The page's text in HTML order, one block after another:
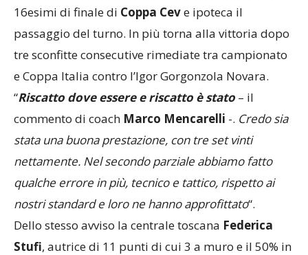
16esimi di finale di Coppa Ceve ipoteca il
passaggio del turno. In più torna alla vittoria dopo
tre sconfitte consecutive rimediate tra campionato
e Coppa Italia contro l’Igor Gorgonzola Novara.
“Riscatto dove essere e riscatto è stato – il
commento di coach Marco Mencarelli -. Credo sia
stata una buona prestazione, con tre set vinti
nettamente. Nel secondo parziale abbiamo fatto
qualche errore in più, tecnico e tattico, rispetto ai
nostri standard e loro ne hanno approfittato“.
Dello stesso avviso la centrale toscana Federica
Stufi, autrice di 11 punti di cui 3 a muro e il 50% in